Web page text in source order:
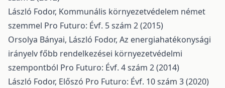
László Fodor, Kommunális környezetvédelem német
szemmel Pro Futuro: Évf. 5 szám 2 (2015)
Orsolya Bányai, László Fodor, Az energiahatékonysági
irányelv főbb rendelkezései környezetvédelmi
szempontból Pro Futuro: Évf. 4 szám 2 (2014)
László Fodor, Előszó Pro Futuro: Évf. 10 szám 3 (2020)